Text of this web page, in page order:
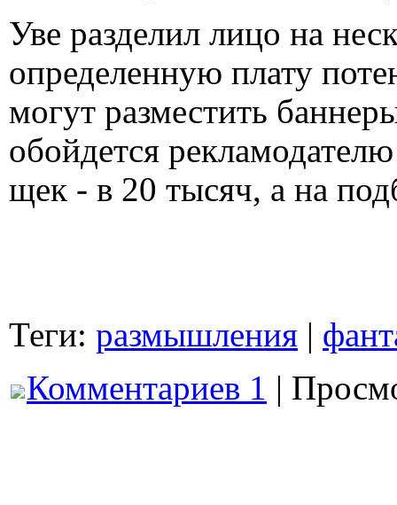
Уве разделил лицо на
определенную плату
могут разместить
обойдется
щек - в 20 тысяч, а на
Теги: размышления |
Комментариев 1 |